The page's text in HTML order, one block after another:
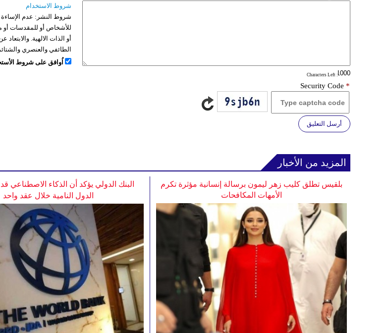
: Characters Left
شروط الاستخدام
شروط النشر: عدم الإساءة
للأشخاص أو للمقدسات أو
أو الذات الالهية. والابتعاد
الطائفي والعنصري
اُوافق على شروط
Security Code *
أرسل التعليق
المزيد من الأخبار
البنك الدولي يؤكد أن الذكاء الاصطناعي
الدول النامية خلال عقد واحد
بلقيس تطلق كليب زهر ليمون برسالة إنسانية مؤثرة تكرم
الأمهات المكافحات